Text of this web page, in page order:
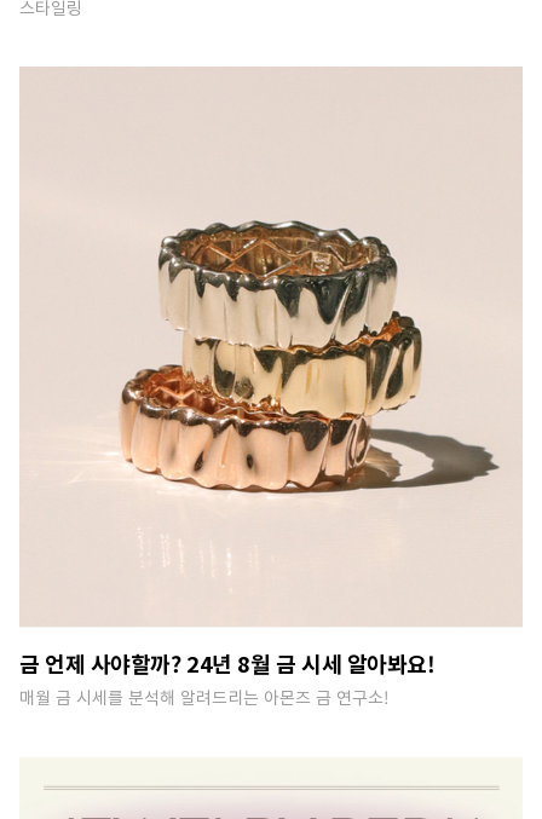
스타일링​
금 언제 사야할까? 24년 8월 금 시세 알아봐요!
매월 금 시세를 분석해 알려드리는 아몬즈 금 연구소!